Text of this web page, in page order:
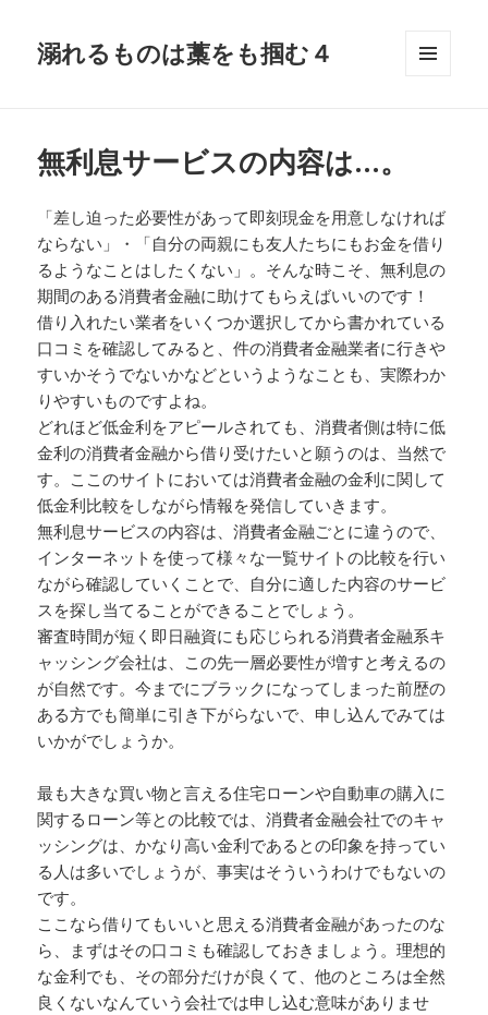
溺れるものは藁をも掴む４
無利息サービスの内容は…。
「差し迫った必要性があって即刻現金を用意しなければ
ならない」・「自分の両親にも友人たちにもお金を借り
るようなことはしたくない」。そんな時こそ、無利息の
期間のある消費者金融に助けてもらえばいいのです！
借り入れたい業者をいくつか選択してから書かれている
口コミを確認してみると、件の消費者金融業者に行きや
すいかそうでないかなどというようなことも、実際わか
りやすいものですよね。
どれほど低金利をアピールされても、消費者側は特に低
金利の消費者金融から借り受けたいと願うのは、当然で
す。ここのサイトにおいては消費者金融の金利に関して
低金利比較をしながら情報を発信していきます。
無利息サービスの内容は、消費者金融ごとに違うので、
インターネットを使って様々な一覧サイトの比較を行い
ながら確認していくことで、自分に適した内容のサービ
スを探し当てることができることでしょう。
審査時間が短く即日融資にも応じられる消費者金融系キ
ャッシング会社は、この先一層必要性が増すと考えるの
が自然です。今までにブラックになってしまった前歴の
ある方でも簡単に引き下がらないで、申し込んでみては
いかがでしょうか。
最も大きな買い物と言える住宅ローンや自動車の購入に
関するローン等との比較では、消費者金融会社でのキャ
ッシングは、かなり高い金利であるとの印象を持ってい
る人は多いでしょうが、事実はそういうわけでもないの
です。
ここなら借りてもいいと思える消費者金融があったのな
ら、まずはその口コミも確認しておきましょう。理想的
な金利でも、その部分だけが良くて、他のところは全然
良くないなんていう会社では申し込む意味がありませ